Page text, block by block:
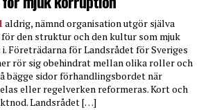
aldrig, nämnd organisation utgör själva
den struktur och den kultur som mjuk
Företrädarna för Landsrådet för Sveriges
rör sig obehindrat mellan olika roller och
bägge sidor förhandlingsbordet när
eller regelverken reformeras. Kort och
Landsrådet […]